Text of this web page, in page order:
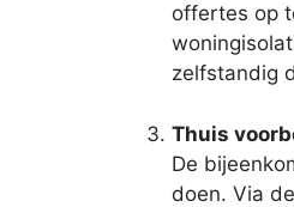
offertes op
zelfstandig
Thuis
De
doen. Via